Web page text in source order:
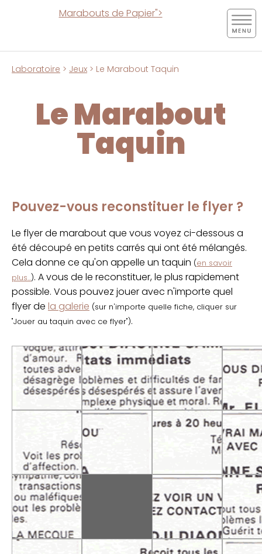
Marabouts de Papier">
Laboratoire > Jeux > Le Marabout Taquin
Le Marabout
Taquin
Pouvez-vous reconstituer le flyer ?
Le flyer de marabout que vous voyez ci-dessous a
été découpé en petits carrés qui ont été mélangés.
Cela donne ce qu'on appelle un taquin (en savoir
plus...). A vous de le reconstituer, le plus rapidement
possible. Vous pouvez jouer avec n'importe quel
flyer de la galerie (sur n'importe quelle fiche, cliquer sur
"Jouer au taquin avec ce flyer").